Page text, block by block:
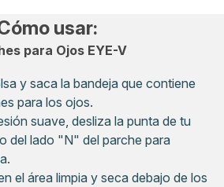
usar:
para Ojos EYE-V
y saca la bandeja que contiene
para los ojos.
suave, desliza la punta de tu
del lado "N" del parche para
el área limpia y seca debajo de los